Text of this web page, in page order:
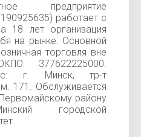
предприятие
работает с
18 лет организация
на рынке. Основной
торговля вне
377622225000.
г. Минск, тр-т
171. Обслуживается
району
городской